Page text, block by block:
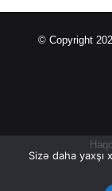
© Copyright
Sizə daha